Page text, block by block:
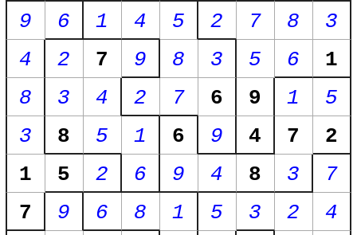
9 6 1 4 5 2 7 8
3
4
2 7 9 8 3 5 6
1
8
3 4 2 7 6 9 1
5
3
8 5 1 6 9 4 7
2
1
5 2 6 9 4 8 3
7
7
9 6 8 1 5 3 2
4